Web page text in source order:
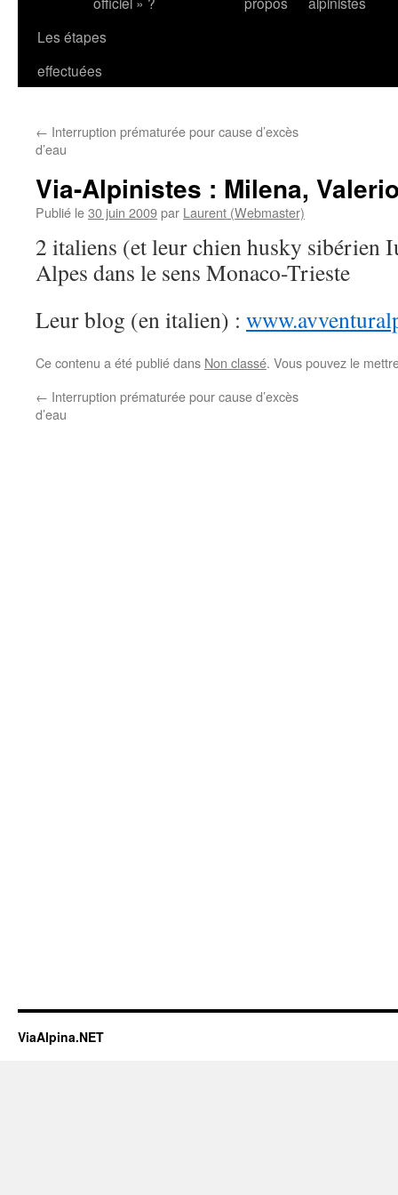
Les étapes
effectuées
← Interruption prématurée pour cause d’excès
d’eau
Via-Alpinistes : Milena,
Publié le30 juin 2009par Laurent (Webmaster)
2 italiens (et leur chien husky sibérien
Alpes dans le sens Monaco-Trieste
Leur blog (en italien) :
Ce contenu a été publié dans Non classé. Vous pouvez le
← Interruption prématurée pour cause d’excès
d’eau
ViaAlpina.NET